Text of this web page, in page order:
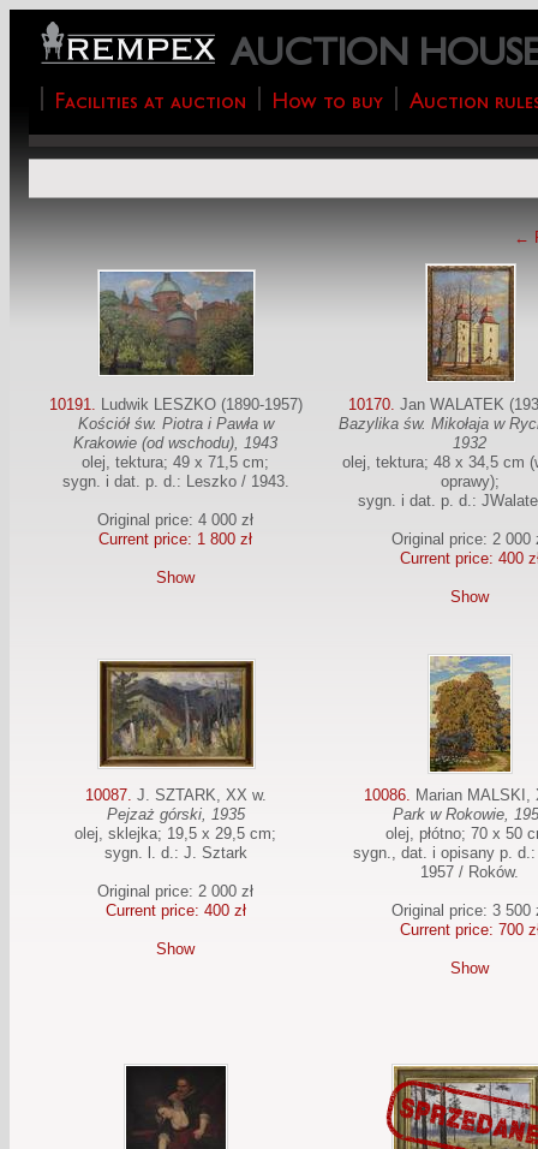
AUCTION
Facilities at auction How to buy Auction
←
10191. Ludwik LESZKO (1890-1957)
Kościół św. Piotra i Pawła w
Krakowie (od wschodu), 1943
olej, tektura; 49 x 71,5 cm;
sygn. i dat. p. d.: Leszko / 1943.
Original price: 4 000 zł
Current price: 1 800 zł
Show
10170. Jan WALATEK
Bazylika św. Mikołaja w
1932
olej, tektura; 48 x 34,5 cm
oprawy);
sygn. i dat. p. d.:
Original price: 2 000
Current price: 400
Show
10087. J. SZTARK, XX w.
Pejzaż górski, 1935
olej, sklejka; 19,5 x 29,5 cm;
sygn. l. d.: J. Sztark
Original price: 2 000 zł
Current price: 400 zł
Show
10086. Marian MALSKI,
Park w Rokowie,
olej, płótno; 70 x 50
sygn., dat. i opisany p.
1957 / Roków.
Original price: 3 500
Current price: 700
Show